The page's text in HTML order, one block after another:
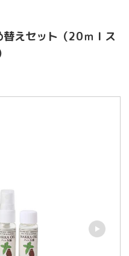
えセット（20ｍｌス